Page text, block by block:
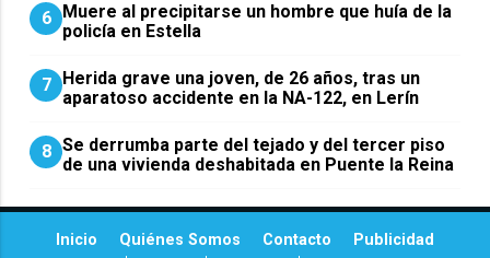
6
Muere al precipitarse un hombre que huía de la
policía en Estella
7
Herida grave una joven, de 26 años, tras un
aparatoso accidente en la NA-122, en Lerín
8 Se derrumba parte del tejado y del tercer piso
de una vivienda deshabitada en Puente la Reina
Inicio Quiénes Somos Contacto
Publicidad